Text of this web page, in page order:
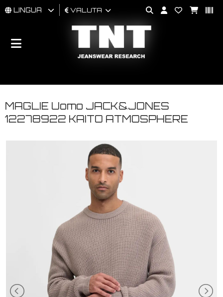
UOMO
BRAND
LINGUA VALUTA
MAGLIE Uomo JACK&JONES
12278922 KAITO ATMOSPHERE